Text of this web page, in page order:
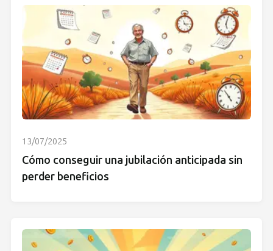
13/07/2025
Cómo conseguir una jubilación anticipada sin
perder beneficios